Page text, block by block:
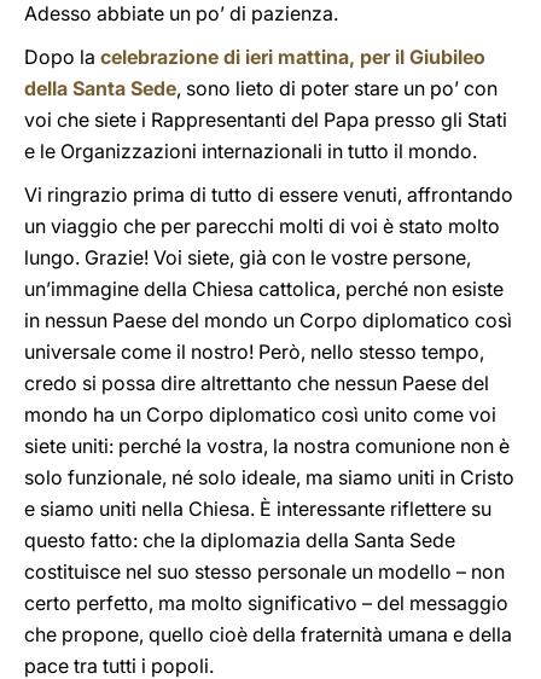
Adesso abbiate un po’ di pazienza.
Dopo la celebrazione di ieri mattina, per il Giubileo
della Santa Sede, sono lieto di poter stare un po’ con
voi che siete i Rappresentanti del Papa presso gli Stati
e le Organizzazioni internazionali in tutto il mondo.
Vi ringrazio prima di tutto di essere venuti, affrontando
un viaggio che per parecchi molti di voi è stato molto
lungo. Grazie! Voi siete, già con le vostre persone,
un’immagine della Chiesa cattolica, perché non esiste
in nessun Paese del mondo un Corpo diplomatico così
universale come il nostro! Però, nello stesso tempo,
credo si possa dire altrettanto che nessun Paese del
mondo ha un Corpo diplomatico così unito come voi
siete uniti: perché la vostra, la nostra comunione non è
solo funzionale, né solo ideale, ma siamo uniti in Cristo
e siamo uniti nella Chiesa. È interessante riflettere su
questo fatto: che la diplomazia della Santa Sede
costituisce nel suo stesso personale un modello – non
certo perfetto, ma molto significativo – del messaggio
che propone, quello cioè della fraternità umana e della
pace tra tutti i popoli.